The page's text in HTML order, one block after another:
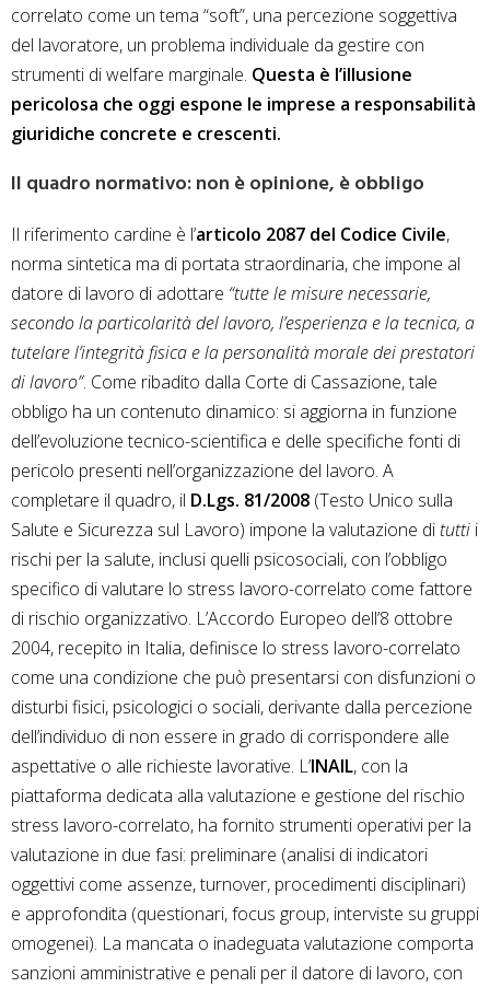
correlato come un tema “soft”, una percezione soggettiva
del lavoratore, un problema individuale da gestire con
strumenti di welfare marginale. Questa è l’illusione
pericolosa che oggi espone le imprese a responsabilità
giuridiche concrete e crescenti.
Il quadro normativo: non è opinione, è obbligo
Il riferimento cardine è l’articolo 2087 del Codice Civile,
norma sintetica ma di portata straordinaria, che impone al
datore di lavoro di adottare “tutte le misure necessarie,
secondo la particolarità del lavoro, l’esperienza e la tecnica, a
tutelare l’integrità fisica e la personalità morale dei prestatori
di lavoro”. Come ribadito dalla Corte di Cassazione, tale
obbligo ha un contenuto dinamico: si aggiorna in funzione
dell’evoluzione tecnico-scientifica e delle specifiche fonti di
pericolo presenti nell’organizzazione del lavoro. A
completare il quadro, il D.Lgs. 81/2008 (Testo Unico sulla
Salute e Sicurezza sul Lavoro) impone la valutazione ditutti i
rischi per la salute, inclusi quelli psicosociali, con l’obbligo
specifico di valutare lo stress lavoro-correlato come fattore
di rischio organizzativo. L’Accordo Europeo dell’8 ottobre
2004, recepito in Italia, definisce lo stress lavoro-correlato
come una condizione che può presentarsi con disfunzioni o
disturbi fisici, psicologici o sociali, derivante dalla percezione
dell’individuo di non essere in grado di corrispondere alle
aspettative o alle richieste lavorative. L’INAIL, con la
piattaforma dedicata alla valutazione e gestione del rischio
stress lavoro-correlato, ha fornito strumenti operativi per la
valutazione in due fasi: preliminare (analisi di indicatori
oggettivi come assenze, turnover, procedimenti disciplinari)
e approfondita (questionari, focus group, interviste su gruppi
omogenei). La mancata o inadeguata valutazione comporta
sanzioni amministrative e penali per il datore di lavoro, con